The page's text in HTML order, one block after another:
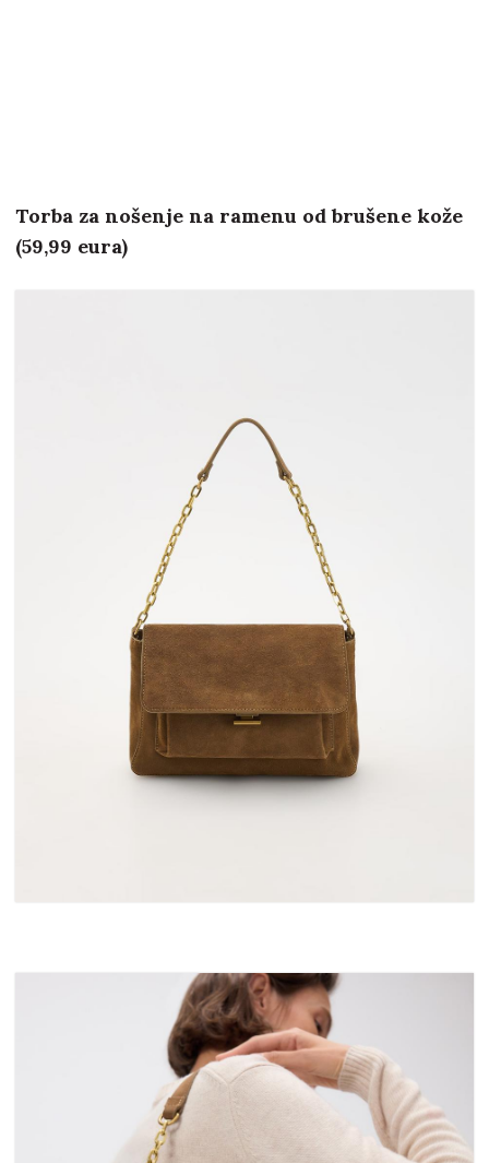
Torba za nošenje na ramenu od brušene kože
(59,99 eura)